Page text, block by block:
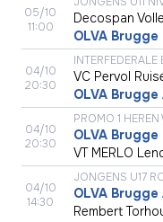
05/10
11:00
Decospan
OLVA Brugge
04/10
20:30
INTERFEDERALE
VC Pervol
OLVA Brugge
04/10
20:30
PROMO 1 HEREN
OLVA Brugge
VT MERLO
04/10
14:30
JONGENS U17
OLVA Brugge
Rembert